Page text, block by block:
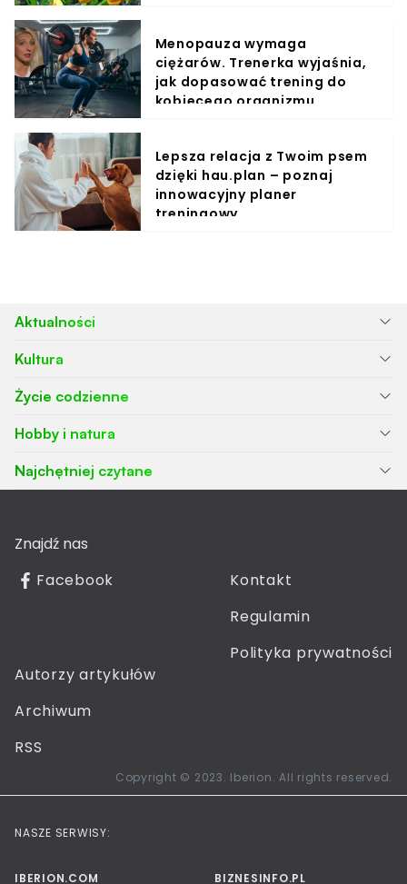
Menopauza wymaga
ciężarów. Trenerka wyjaśnia,
jak dopasować trening do
kobiecego organizmu
Lepsza relacja z Twoim psem
dzięki hau.plan – poznaj
innowacyjny planer
treningowy
Aktualności
Kultura
Życie codzienne
Hobby i natura
Najchętniej czytane
Znajdź nas
Facebook
Kontakt
Regulamin
Polityka prywatności
Autorzy artykułów
Archiwum
RSS
Copyright © 2023. Iberion. All rights reserved.
NASZE SERWISY:
IBERION.COM BIZNESINFO.PL